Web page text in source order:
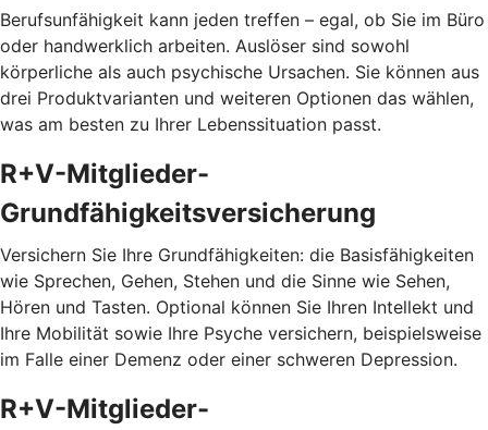
Berufsunfähigkeit kann jeden treffen – egal, ob Sie im Büro
oder handwerklich arbeiten. Auslöser sind sowohl
körperliche als auch psychische Ursachen. Sie können aus
drei Produktvarianten und weiteren Optionen das wählen,
was am besten zu Ihrer Lebenssituation passt.
R+V-Mitglieder-
Grundfähigkeitsversicherung
Versichern Sie Ihre Grundfähigkeiten: die Basisfähigkeiten
wie Sprechen, Gehen, Stehen und die Sinne wie Sehen,
Hören und Tasten. Optional können Sie Ihren Intellekt und
Ihre Mobilität sowie Ihre Psyche versichern, beispielsweise
im Falle einer Demenz oder einer schweren Depression.
R+V-Mitglieder-